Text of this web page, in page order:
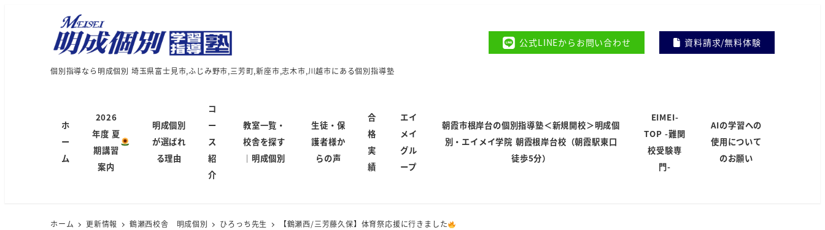
個別指導なら明成個別 埼玉県富士見市,ふじみ野市,三芳町,新座市,志木市,川越市にある個別指導塾
公式LINEからお問い合わせ 資料請求/無料体験
ホ
ー
ム
2026
年度 夏
期講習
案内
明成個別
が選ばれ
る理由
コ
ー
ス
紹
介
教室一覧・
校舎を探す
｜明成個別
生徒・保
護者様か
らの声
合
格
実
績
エイ
メイ
グル
ープ
朝霞市根岸台の個別指導塾＜新規開校＞明成個
別・エイメイ学院 朝霞根岸台校（朝霞駅東口
徒歩5分）
EIMEI-
TOP -難関
校受験専
門-
AIの学習への
使用について
のお願い
ホーム 更新情報 鶴瀬西校舎 明成個別 ひろっち先生 【鶴瀬西/三芳藤久保】体育祭応援に行きました